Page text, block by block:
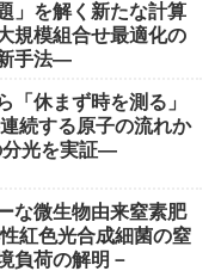
」を解く新たな計算
規模組合せ最適化の
手法―
「休まず時を測る」
続する原子の流れか
分光を実証―
な微生物由来窒素肥
紅色光合成細菌の窒
負荷の解明－